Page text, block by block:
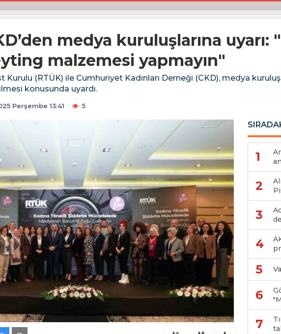
medya kuruluşlarına uyarı:
malzemesi yapmayın"
Kurulu (RTÜK) ile Cumhuriyet Kadınları Derneği (CKD), medya
konusunda uyardı.
Perşembe 13:41 5
1
2
3
4
5
6
7